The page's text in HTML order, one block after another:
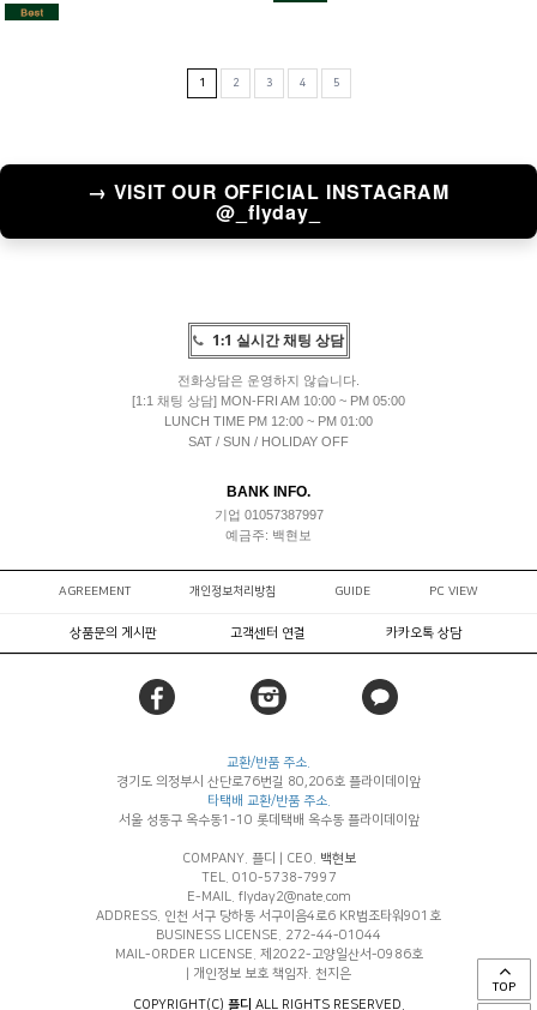
TOP
1 2 3 4 5
→ VISIT OUR OFFICIAL INSTAGRAM
@_flyday_
1:1 실시간 채팅 상담
전화상담은 운영하지 않습니다.
[1:1 채팅 상담] MON-FRI AM 10:00 ~ PM 05:00
LUNCH TIME PM 12:00 ~ PM 01:00
SAT / SUN / HOLIDAY OFF
BANK INFO.
기업 01057387997
예금주: 백현보
AGREEMENT 개인정보처리방침 GUIDE PC VIEW
상품문의 게시판 고객센터 연결 카카오톡 상담
교환/반품 주소.
경기도 의정부시 산단로76번길 80,206호 플라이데이앞
타택배 교환/반품 주소.
서울 성동구 옥수동1-10 롯데택배 옥수동 플라이데이앞
COMPANY. 플디 CEO.
백현보
TEL. 010-5738-7997
E-MAIL. flyday2@nate.com
ADDRESS. 인천 서구 당하동 서구이음4로6 KR법조타워901호
BUSINESS LICENSE. 272-44-01044
MAIL-ORDER LICENSE. 제2022-고양일산서-0986호
개인정보 보호 책임자. 천지은
COPYRIGHT(C) 플디 ALL RIGHTS RESERVED.